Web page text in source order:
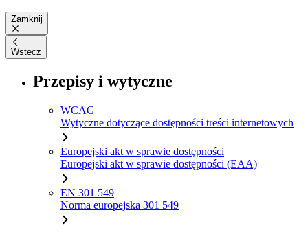
Zamknij
Wstecz
Przepisy i wytyczne
WCAG
Wytyczne dotyczące dostępności treści internetowych
Europejski akt w sprawie dostępności
Europejski akt w sprawie dostępności (EAA)
EN 301 549
Norma europejska 301 549